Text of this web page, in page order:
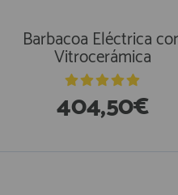
Barbacoa Eléctrica
Vitrocerámica
404,50€